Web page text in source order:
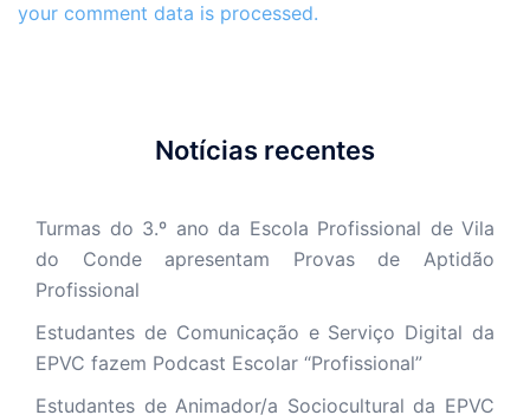
your comment data is processed.
Notícias recentes
Turmas do 3.º ano da Escola Profissional de Vila
do Conde apresentam Provas de Aptidão
Profissional
Estudantes de Comunicação e Serviço Digital da
EPVC fazem Podcast Escolar “Profissional”
Estudantes de Animador/a Sociocultural da EPVC